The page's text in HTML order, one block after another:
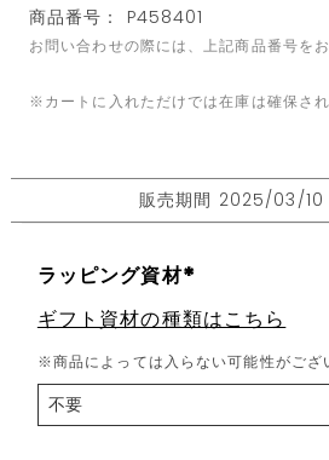
商品番号： P458401
お問い合わせの際には、上記商品番号をお
※カートに入れただけでは在庫は確保され
販売期間 2025/03/10
ラッピング資材
(
必
須
)
ギフト資材の種類はこちら
※商品によっては入らない可能性がござ